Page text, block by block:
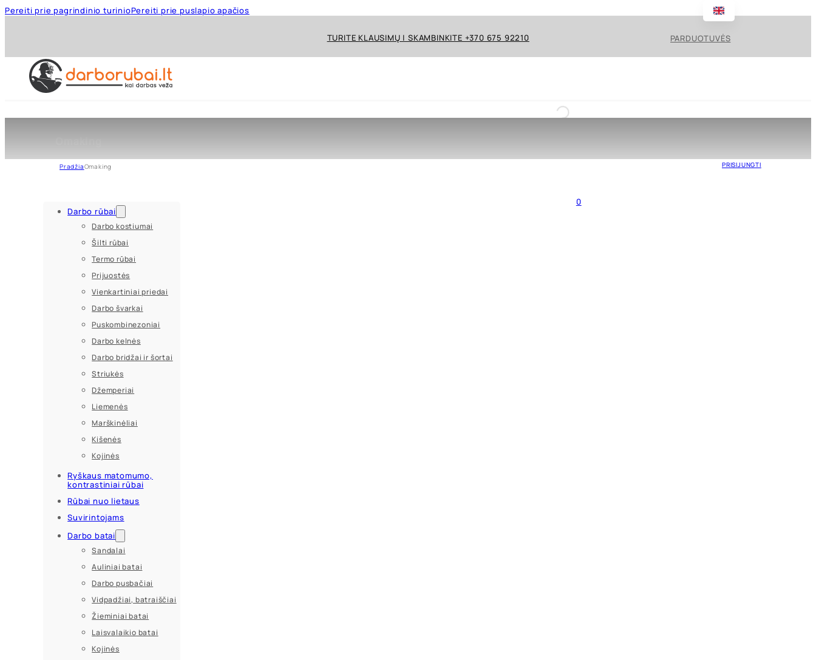
Pereiti prie pagrindinio turinioPereiti prie puslapio apačios
TURITE KLAUSIMŲ | SKAMBINKITE +370 675 92210 PARDUOTUVĖS
PRISIJUNGTI
0
PradžiaOmaking
Darbo rūbai
Darbo kostiumai
Šilti rūbai
Termo rūbai
Prijuostės
Vienkartiniai priedai
Darbo švarkai
Puskombinezoniai
Darbo kelnės
Darbo bridžai ir šortai
Striukės
Džemperiai
Liemenės
Marškinėliai
Kišenės
Kojinės
Ryškaus matomumo,
kontrastiniai rūbai
Rūbai nuo lietaus
Suvirintojams
Darbo batai
Sandalai
Auliniai batai
Darbo pusbačiai
Vidpadžiai, batraiščiai
Žieminiai batai
Laisvalaikio batai
Kojinės